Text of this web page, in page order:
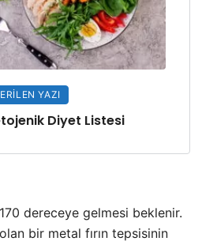
YAZI
Diyet Listesi
170 dereceye gelmesi beklenir.
bir metal fırın tepsisinin